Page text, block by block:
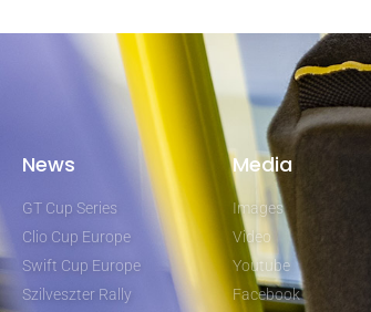
News
GT Cup Series
Clio Cup Europe
Swift Cup Europe
Szilveszter Rally
Media
Images
Video
Youtube
Facebook